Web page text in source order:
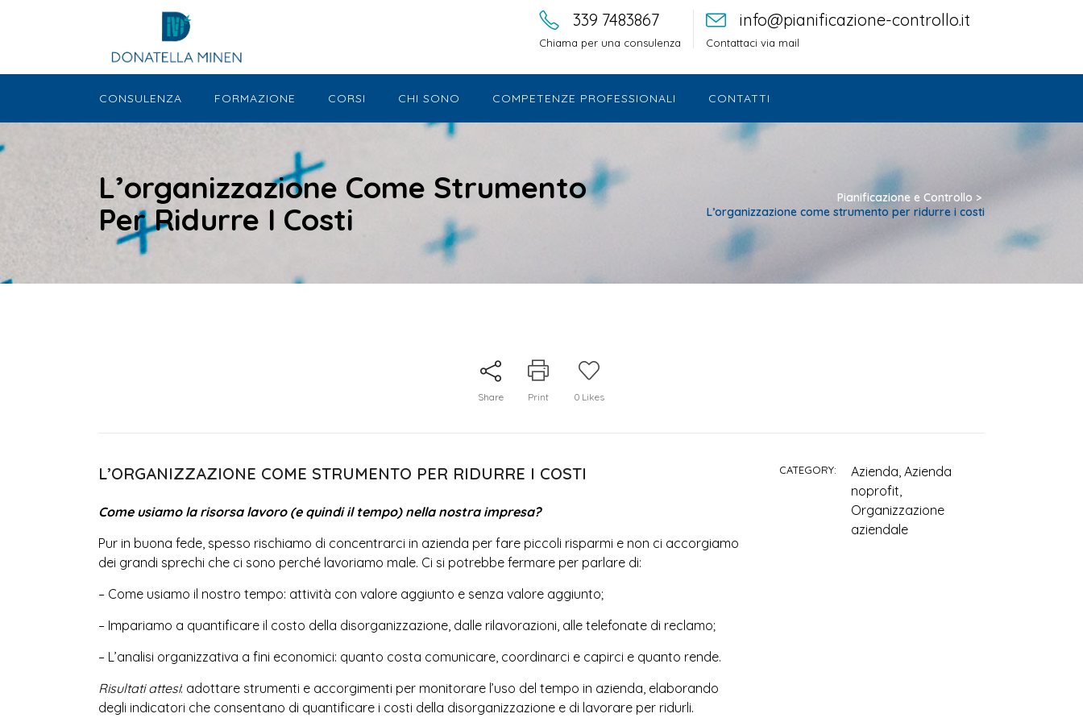
339 7483867
Chiama per una consulenza
info@pianificazione-controllo.it
Contattaci via mail
CONSULENZA FORMAZIONE CORSI CHI SONO COMPETENZE PROFESSIONALI CONTATTI
L’organizzazione Come Strumento
Per Ridurre I Costi
Pianificazione e Controllo >
L’organizzazione come strumento per ridurre i costi
Share Print 0 Likes
L’ORGANIZZAZIONE COME STRUMENTO PER RIDURRE I COSTI
Come usiamo la risorsa lavoro (e quindi il tempo) nella nostra impresa?
Pur in buona fede, spesso rischiamo di concentrarci in azienda per fare piccoli risparmi e non ci accorgiamo
dei grandi sprechi che ci sono perché lavoriamo male. Ci si potrebbe fermare per parlare di:
– Come usiamo il nostro tempo: attività con valore aggiunto e senza valore aggiunto;
– Impariamo a quantificare il costo della disorganizzazione, dalle rilavorazioni, alle telefonate di reclamo;
– L’analisi organizzativa a fini economici: quanto costa comunicare, coordinarci e capirci e quanto rende.
Risultati attesi: adottare strumenti e accorgimenti per monitorare l’uso del tempo in azienda, elaborando
degli indicatori che consentano di quantificare i costi della disorganizzazione e di lavorare per ridurli.
CATEGORY:
Azienda, Azienda
noprofit,
Organizzazione
aziendale